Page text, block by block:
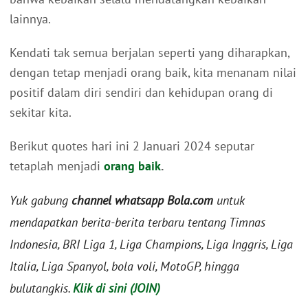
lainnya.
Kendati tak semua berjalan seperti yang diharapkan,
dengan tetap menjadi orang baik, kita menanam nilai
positif dalam diri sendiri dan kehidupan orang di
sekitar kita.
Berikut quotes hari ini 2 Januari 2024 seputar
tetaplah menjadi orang baik.
Yuk gabung channel whatsapp Bola.com untuk
mendapatkan berita-berita terbaru tentang Timnas
Indonesia, BRI Liga 1, Liga Champions, Liga Inggris, Liga
Italia, Liga Spanyol, bola voli, MotoGP, hingga
bulutangkis.Klik di sini (JOIN)